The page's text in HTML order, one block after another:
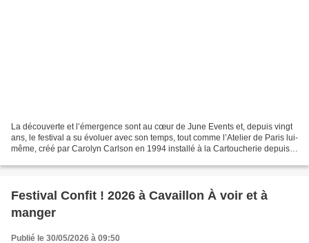
La découverte et l’émergence sont au cœur de June Events et, depuis vingt
ans, le festival a su évoluer avec son temps, tout comme l’Atelier de Paris lui-
même, créé par Carolyn Carlson en 1994 installé à la Cartoucherie depuis
Festival Confit ! 2026 à Cavaillon À voir et à
manger
Publié le 30/05/2026 à 09:50